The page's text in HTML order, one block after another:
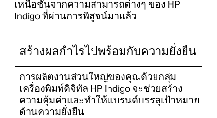
เหนือชั้นจากความสามารถต่างๆ ของ HP
Indigo ที่ผ่านการพิสูจน์มาแล้ว
สร้างผลกำไรไปพร้อมกับความยั่งยืน
การผลิตงานส่วนใหญ่ของคุณด้วยกลุ่ม
เครื่องพิมพ์ดิจิทัล HP Indigo จะช่วยสร้าง
ความคุ้มค่าและทำให้แบรนด์บรรลุเป้าหมาย
ด้านความยั่งยืน